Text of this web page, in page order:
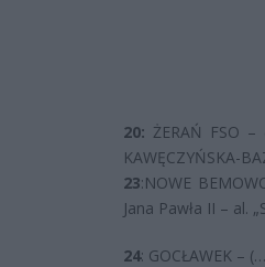
20: ŻERAŃ FSO
KAWĘCZYŃSKA-
23:NOWE
Jana Pawła II – al.
24: GOCŁAWEK –